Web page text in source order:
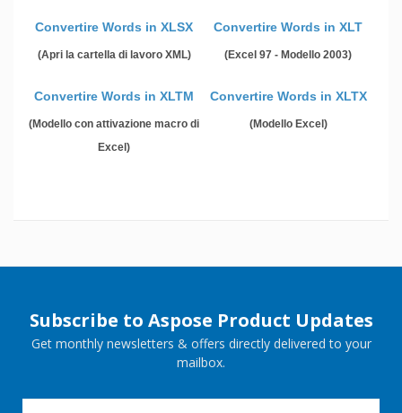
Convertire Words in XLSX
(Apri la cartella di lavoro XML)
Convertire Words in XLT
(Excel 97 - Modello 2003)
Convertire Words in XLTM
(Modello con attivazione macro di
Excel)
Convertire Words in XLTX
(Modello Excel)
Subscribe to Aspose Product Updates
Get monthly newsletters & offers directly delivered to your
mailbox.